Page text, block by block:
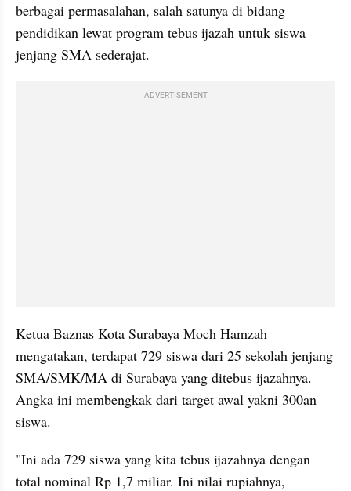
berbagai permasalahan, salah satunya di bidang
pendidikan lewat program tebus ijazah untuk siswa
jenjang SMA sederajat.
ADVERTISEMENT
Ketua Baznas Kota Surabaya Moch Hamzah
mengatakan, terdapat 729 siswa dari 25 sekolah jenjang
SMA/SMK/MA di Surabaya yang ditebus ijazahnya.
Angka ini membengkak dari target awal yakni 300an
siswa.
"Ini ada 729 siswa yang kita tebus ijazahnya dengan
total nominal Rp 1,7 miliar. Ini nilai rupiahnya,